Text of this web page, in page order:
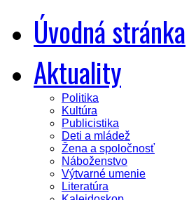
Úvodná stránka
Aktuality
Politika
Kultúra
Publicistika
Deti a mládež
Žena a spoločnosť
Náboženstvo
Výtvarné umenie
Literatúra